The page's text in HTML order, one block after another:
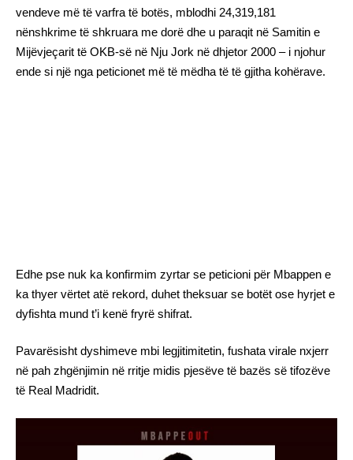
vendeve më të varfra të botës, mblodhi 24,319,181
nënshkrime të shkruara me dorë dhe u paraqit në Samitin e
Mijëvjeçarit të OKB-së në Nju Jork në dhjetor 2000 – i njohur
ende si një nga peticionet më të mëdha të të gjitha kohërave.
Edhe pse nuk ka konfirmim zyrtar se peticioni për Mbappen e
ka thyer vërtet atë rekord, duhet theksuar se botët ose hyrjet e
dyfishta mund t’i kenë fryrë shifrat.
Pavarësisht dyshimeve mbi legjitimitetin, fushata virale nxjerr
në pah zhgënjimin në rritje midis pjesëve të bazës së tifozëve
të Real Madridit.